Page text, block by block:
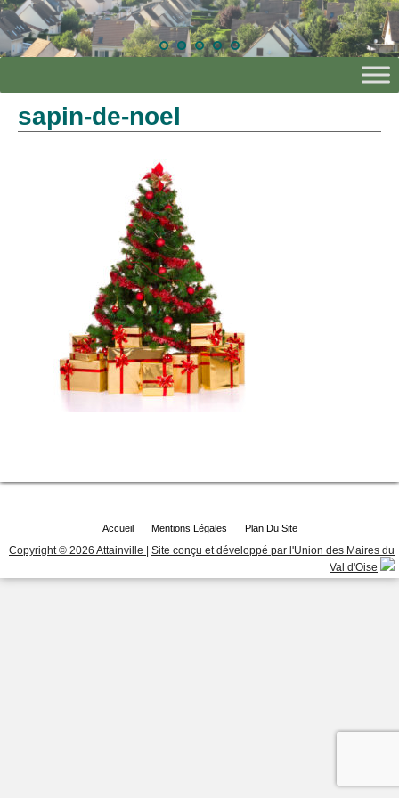
sapin-de-noel
Accueil Mentions Légales Plan Du Site
Copyright © 2026 Attainville | Site conçu et développé par l'Union des Maires du
Val d'Oise